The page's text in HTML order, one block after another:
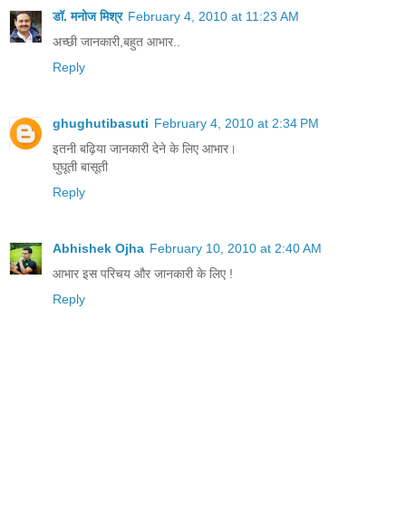
डॉ. मनोज मिश्र February 4, 2010 at 11:23 AM
अच्छी जानकारी,बहुत आभार..
Reply
ghughutibasuti February 4, 2010 at 2:34 PM
इतनी बढ़िया जानकारी देने के लिए आभार।
घुघूती बासूती
Reply
Abhishek Ojha February 10, 2010 at 2:40 AM
आभार इस परिचय और जानकारी के लिए !
Reply